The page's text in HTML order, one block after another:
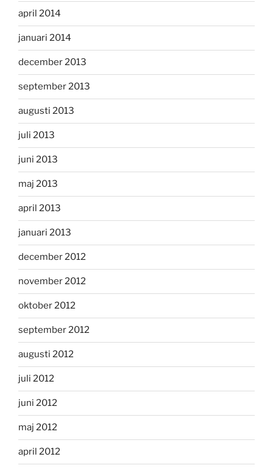
april 2014
januari 2014
december 2013
september 2013
augusti 2013
juli 2013
juni 2013
maj 2013
april 2013
januari 2013
december 2012
november 2012
oktober 2012
september 2012
augusti 2012
juli 2012
juni 2012
maj 2012
april 2012